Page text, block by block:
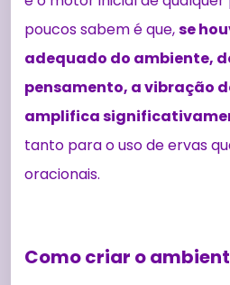
poucos sabem é que,se
adequado do ambiente,
pensamento, a vibração
amplifica
tanto para o uso de ervas
oracionais.
Como criar o